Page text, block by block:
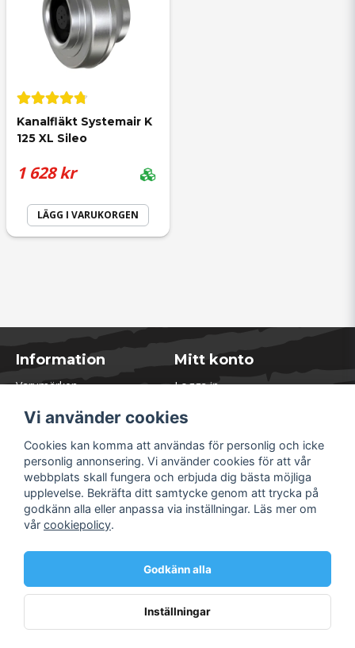
Kanalfläkt Systemair K
125 XL Sileo
1 628 kr
LÄGG I VARUKORGEN
Information
Varumärken
Kontakta oss
Öppettider Lager
Om Soliduct
Soliduct & Ventilation.se
Informationssidor
Returer
Villkor & Policy
Mitt konto
Logga in
Glömt lösenord?
Säkra betalningar
Vi använder cookies
Cookies kan komma att användas för personlig och icke
personlig annonsering. Vi använder cookies för att vår
webbplats skall fungera och erbjuda dig bästa möjliga
upplevelse. Bekräfta ditt samtycke genom att trycka på
godkänn alla eller anpassa via inställningar. Läs mer om
vår cookiepolicy.
Godkänn alla
Inställningar